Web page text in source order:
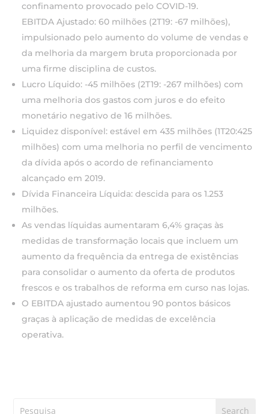
confinamento provocado pelo COVID-19.
EBITDA Ajustado: 60 milhões (2T19: -67 milhões),
impulsionado pelo aumento do volume de vendas e
da melhoria da margem bruta proporcionada por
uma firme disciplina de custos.
Lucro Líquido: -45 milhões (2T19: -267 milhões) com
uma melhoria dos gastos com juros e do efeito
monetário negativo de 16 milhões.
Liquidez disponível: estável em 435 milhões (1T20:425
milhões) com uma melhoria no perfil de vencimento
da dívida após o acordo de refinanciamento
alcançado em 2019.
Dívida Financeira Líquida: descida para os 1.253
milhões.
As vendas líquidas aumentaram 6,4% graças às
medidas de transformação locais que incluem um
aumento da frequência da entrega de existências
para consolidar o aumento da oferta de produtos
frescos e os trabalhos de reforma em curso nas lojas.
O EBITDA ajustado aumentou 90 pontos básicos
graças à aplicação de medidas de excelência
operativa.